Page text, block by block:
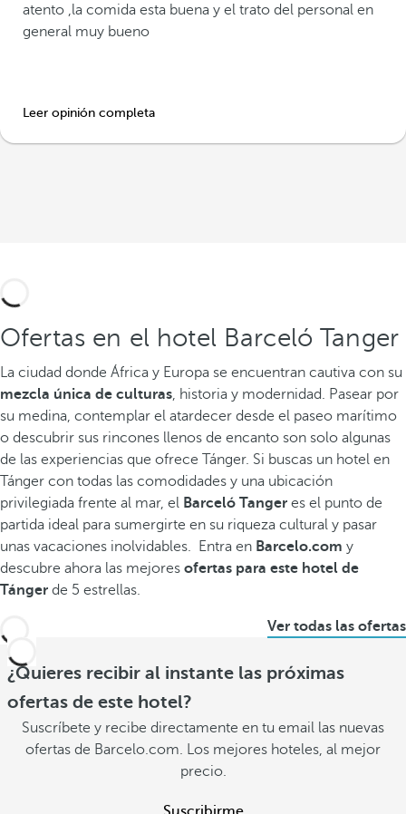
atento ,la comida esta buena y el trato del personal en
general muy bueno
Leer opinión completa
Ofertas en el hotel Barceló Tanger
La ciudad donde África y Europa se encuentran cautiva con su
mezcla única de culturas, historia y modernidad. Pasear por
su medina, contemplar el atardecer desde el paseo marítimo
o descubrir sus rincones llenos de encanto son solo algunas
de las experiencias que ofrece Tánger. Si buscas un hotel en
Tánger con todas las comodidades y una ubicación
privilegiada frente al mar, el Barceló Tanger es el punto de
partida ideal para sumergirte en su riqueza cultural y pasar
unas vacaciones inolvidables. Entra en Barcelo.com y
descubre ahora las mejores ofertas para este hotel de
Tánger de 5 estrellas.
Ver todas las ofertas
¿Quieres recibir al instante las próximas
ofertas de este hotel?
Suscríbete y recibe directamente en tu email las nuevas
ofertas de Barcelo.com. Los mejores hoteles, al mejor
precio.